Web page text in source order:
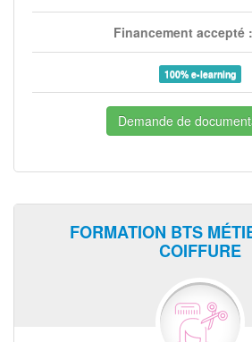
Financement accepté :
100% e-learning
Demande de
FORMATION BTS
COIFFURE